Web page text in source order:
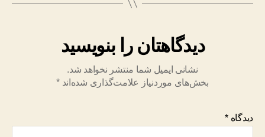
دیدگاهتان را بنویسید
نشانی ایمیل شما منتشر نخواهد شد.
بخش‌های موردنیاز علامت‌گذاری شده‌اند*
دیدگاه*